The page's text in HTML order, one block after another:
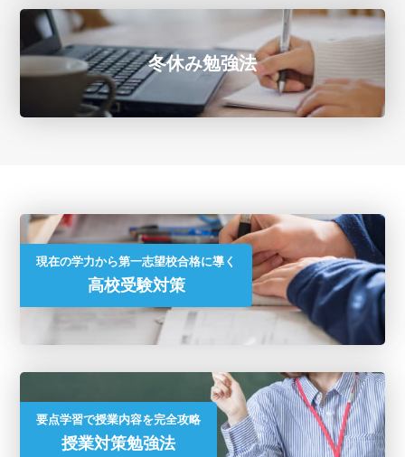
冬休み勉強法
現在の学力から第一志望校合格に導く
高校受験対策
要点学習で授業内容を完全攻略
授業対策勉強法